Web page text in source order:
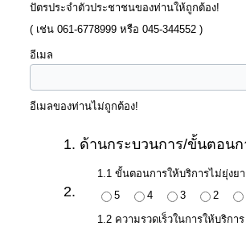
การ
ดำเนิน
งาน
การ
แผนการ
ปัตรประจำตัวประชาชนของท่านให้ถูกต้อง!
( เช่น 061-6778999 หรือ 045-344552 )
อีเมล
อีเมลของท่านไม่ถูกต้อง!
1. ด้านกระบวนการ/ขั้นตอนก
1.1 ขั้นตอนการให้บริการไม่ยุ่ง
5
4 3 2
1.2 ความรวดเร็วในการให้บริการ
2.